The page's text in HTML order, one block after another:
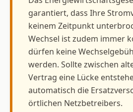
garantiert, dass Ihre
keinem Zeitpunkt
Wechsel ist zudem immer
dürfen keine
werden. Sollte zwischen
Vertrag eine Lücke
automatisch die
örtlichen Netzbetreibers.